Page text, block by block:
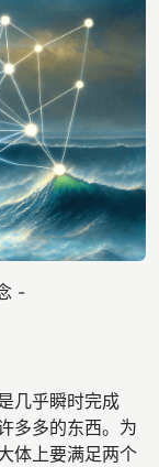
-
几乎瞬时完成
多多的东西。为
体上要满足两个